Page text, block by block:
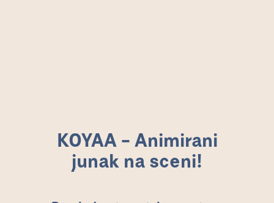
KOYAA – Animirani
junak na sceni!